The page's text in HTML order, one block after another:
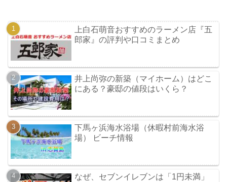
上白石萌音おすすめのラーメン店『五
郎家』の評判や口コミまとめ
井上尚弥の新築（マイホーム）はどこ
にある？豪邸の値段はいくら？
下馬ヶ浜海水浴場（休暇村前海水浴
場） ビーチ情報
なぜ、セブンイレブンは「1円未満」